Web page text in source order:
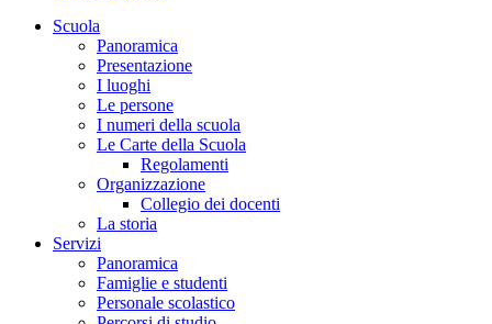
Scuola
Panoramica
Presentazione
I luoghi
Le persone
I numeri della scuola
Le Carte della Scuola
Regolamenti
Organizzazione
Collegio dei docenti
La storia
Servizi
Panoramica
Famiglie e studenti
Personale scolastico